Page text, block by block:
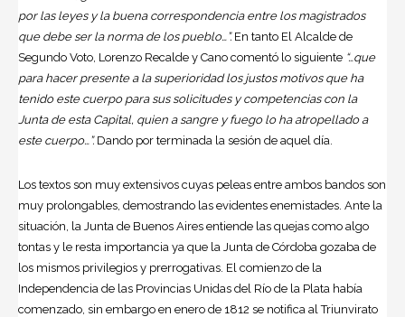
por las leyes y la buena correspondencia entre los magistrados
que debe ser la norma de los pueblo…”.En tanto El Alcalde de
Segundo Voto, Lorenzo Recalde y Cano comentó lo siguiente “…que
para hacer presente a la superioridad los justos motivos que ha
tenido este cuerpo para sus solicitudes y competencias con la
Junta de esta Capital, quien a sangre y fuego lo ha atropellado a
este cuerpo…”.Dando por terminada la sesión de aquel día.
Los textos son muy extensivos cuyas peleas entre ambos bandos son
muy prolongables, demostrando las evidentes enemistades. Ante la
situación, la Junta de Buenos Aires entiende las quejas como algo
tontas y le resta importancia ya que la Junta de Córdoba gozaba de
los mismos privilegios y prerrogativas. El comienzo de la
Independencia de las Provincias Unidas del Río de la Plata había
comenzado, sin embargo en enero de 1812 se notifica al Triunvirato